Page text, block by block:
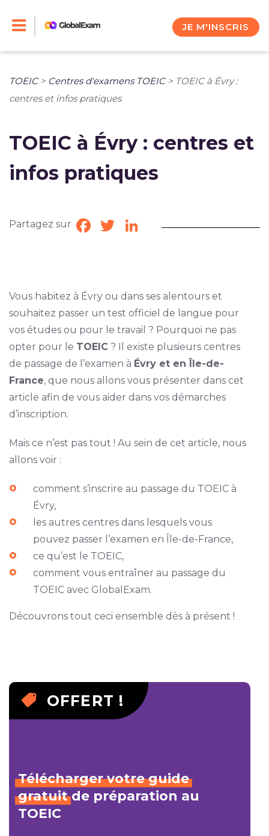
JE M'INSCRIS
TOEIC> Centres d'examens TOEIC> TOEIC à Évry :
centres et infos pratiques
TOEIC à Évry : centres et
infos pratiques
Partagez sur Facebook
TwitterLinkedIn
Vous habitez à Évry ou dans ses alentours et
souhaitez passer un test officiel de langue pour
vos études ou pour le travail ? Pourquoi ne pas
opter pour le TOEIC? Il existe plusieurs centres
de passage de l’examen à Évry et en Île-de-
France, que nous allons vous présenter dans cet
article afin de vous aider dans vos démarches
d’inscription.
Mais ce n’est pas tout ! Au sein de cet article, nous
allons voir :
comment s’inscrire au passage du TOEIC à
Évry,
les autres centres dans lesquels vous
pouvez passer l’examen en Île-de-France,
ce qu’est le TOEIC,
comment vous entraîner au passage du
TOEIC avec GlobalExam.
Découvrons tout ceci ensemble dès à présent !
OFFERT !
Télécharger votre guide
gratuitde préparation au
TOEIC